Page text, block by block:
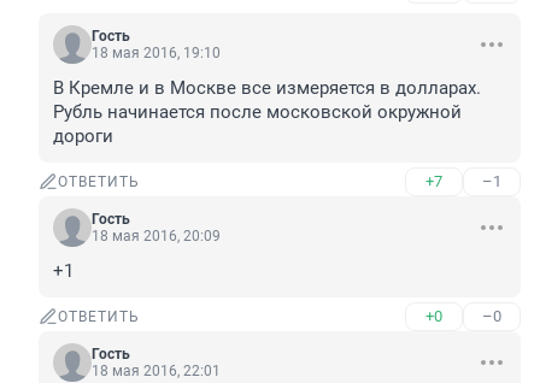
Гость
18 мая 2016, 19:10
В Кремле и в Москве все измеряется в долларах.
Рубль начинается после московской окружной
дороги
ОТВЕТИТЬ +7 –1
Гость
18 мая 2016, 20:09
+1
ОТВЕТИТЬ +0 –0
Гость
18 мая 2016, 22:01